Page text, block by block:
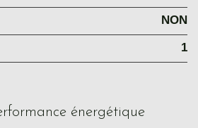
NON
1
énergétique